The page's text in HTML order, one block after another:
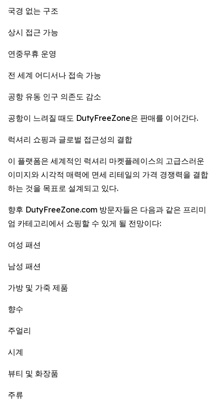
국경 없는 구조
상시 접근 가능
연중무휴 운영
전 세계 어디서나 접속 가능
공항 유동 인구 의존도 감소
공항이 느려질 때도 DutyFreeZone은 판매를 이어간다.
럭셔리 쇼핑과 글로벌 접근성의 결합
이 플랫폼은 세계적인 럭셔리 마켓플레이스의 고급스러운
이미지와 시각적 매력에 면세 리테일의 가격 경쟁력을 결합
하는 것을 목표로 설계되고 있다.
향후 DutyFreeZone.com 방문자들은 다음과 같은 프리미
엄 카테고리에서 쇼핑할 수 있게 될 전망이다:
여성 패션
남성 패션
가방 및 가죽 제품
향수
주얼리
시계
뷰티 및 화장품
주류